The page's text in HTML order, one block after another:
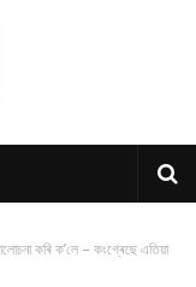
কৰি ক’লে – কংগ্ৰেছে এতিয়া